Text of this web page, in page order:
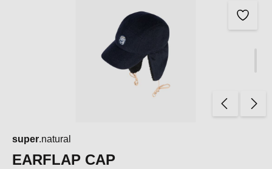
super.natural
EARFLAP CAP